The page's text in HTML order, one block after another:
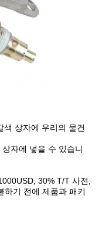
색 상자에 우리의 물건
자에 넣을 수 있습니
30% T/T 사전,
하기 전에 제품과 패키